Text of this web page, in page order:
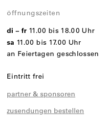
öffnungszeiten
di – fr 11.00 bis 18.00 Uhr
sa 11.00 bis 17.00 Uhr
an Feiertagen geschlossen
Eintritt frei
partner & sponsoren
zusendungen bestellen